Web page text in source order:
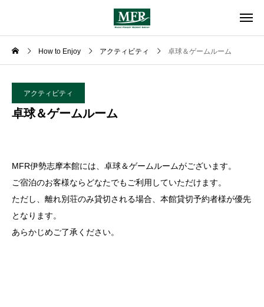
How to Enjoy アクティビティ 卓球＆ゲームルーム
アクティビティ
卓球＆ゲームルーム
MFR伊勢志摩本館には、卓球＆ゲームルームがございます。
ご宿泊のお客様ならどなたでもご利用していただけます。
ただし、離れ別荘のみ貸切される場合、本館貸切予約者様が優先
となります。
あらかじめご了承ください。